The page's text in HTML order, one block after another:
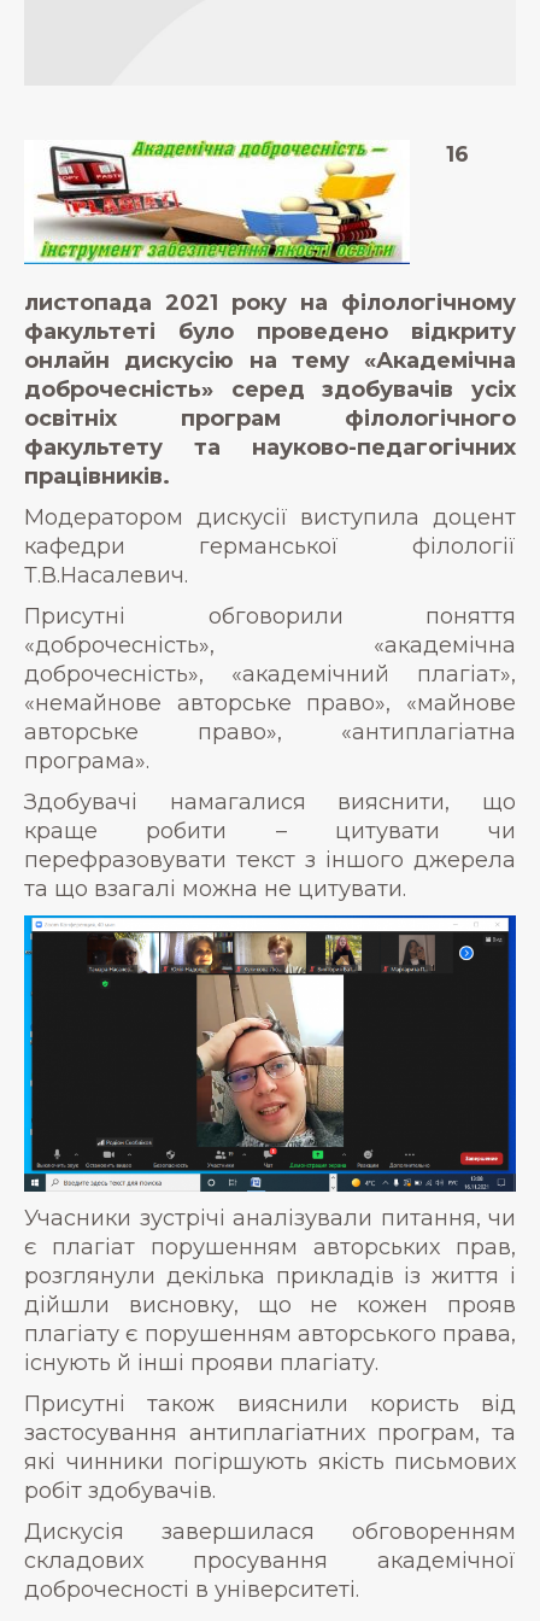
16
листопада 2021 року на філологічному
факультеті було проведено відкриту
онлайн дискусію на тему «Академічна
доброчесність» серед здобувачів усіх
освітніх програм філологічного
факультету та науково-педагогічних
працівників.
Модератором дискусії виступила доцент
кафедри германської філології
Т.В.Насалевич.
Присутні обговорили поняття
«доброчесність», «академічна
доброчесність», «академічний плагіат»,
«немайнове авторське право», «майнове
авторське право», «антиплагіатна
програма».
Здобувачі намагалися вияснити, що
краще робити – цитувати чи
перефразовувати текст з іншого джерела
та що взагалі можна не цитувати.
Учасники зустрічі аналізували питання, чи
є плагіат порушенням авторських прав,
розглянули декілька прикладів із життя і
дійшли висновку, що не кожен прояв
плагіату є порушенням авторського права,
існують й інші прояви плагіату.
Присутні також вияснили користь від
застосування антиплагіатних програм, та
які чинники погіршують якість письмових
робіт здобувачів.
Дискусія завершилася обговоренням
складових просування академічної
доброчесності в університеті.